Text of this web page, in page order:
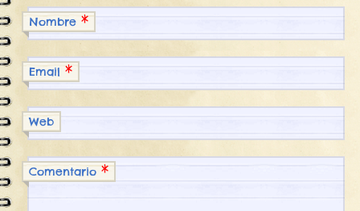
Nombre*
Email*
Web
Comentario*